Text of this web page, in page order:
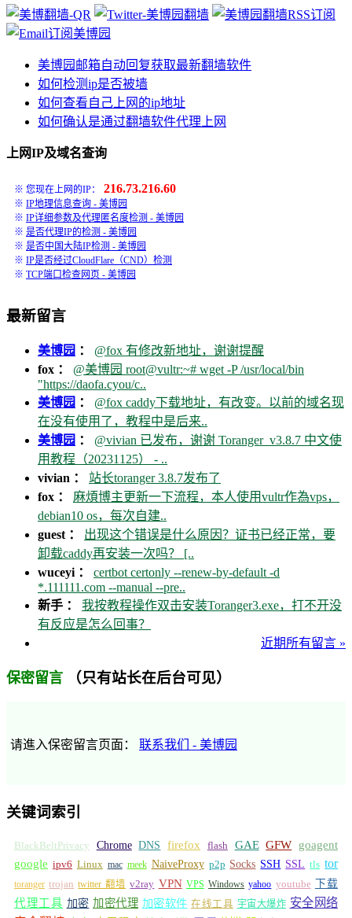
美博园邮箱自动回复获取最新翻墙软件
如何检测ip是否被墙
如何查看自己上网的ip地址
如何确认是通过翻墙软件代理上网
上网IP及域名查询
※ 您现在上网的IP： 216.73.216.60
※ IP地理信息查询 - 美博园
※ IP详细参数及代理匿名度检测 - 美博园
※ 是否代理IP的检测 - 美博园
※ 是否中国大陆IP检测 - 美博园
※ IP是否经过CloudFlare（CND）检测
※ TCP端口检查网页 - 美博园
最新留言
美博园 ： @fox 有修改新地址，谢谢提醒
fox ： @美博园 root@vultr:~# wget -P /usr/local/bin
"https://daofa.cyou/c..
美博园 ： @fox caddy下载地址，有改变。以前的域名现
在没有使用了，教程中是后来..
美博园 ： @vivian 已发布，谢谢 Toranger_v3.8.7 中文使
用教程（20231125） - ..
vivian ： 站长toranger 3.8.7发布了
fox ： 麻煩博主更新一下流程，本人使用vultr作為vps，
debian10 os，每次自建..
guest ： 出现这个错误是什么原因？证书已经正常，要
卸载caddy再安装一次吗？ [..
wuceyi ： certbot certonly --renew-by-default -d
*.111111.com --manual --pre..
新手 ： 我按教程操作双击安装Toranger3.exe，打不开没
有反应是怎么回事？
近期所有留言 »
保密留言 （只有站长在后台可见）
请進入保密留言页面： 联系我们 - 美博园
关键词索引
BlackBeltPrivacy Chrome DNS firefox flash GAE GFW
goagent
google ipv6 Linux mac meek NaiveProxy p2p Socks SSH SSL tls tor
toranger trojan twitter 翻墙 v2ray VPN VPS Windows yahoo youtube 下载
代理工具 加密 加密代理 加密软件 在线工具 宇宙大爆炸 安全网络